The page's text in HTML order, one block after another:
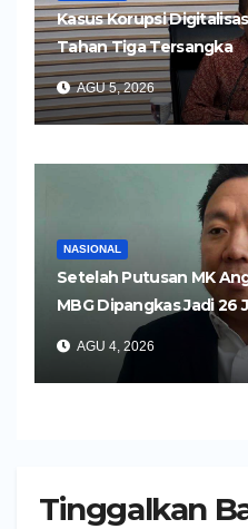
Kasus Korupsi
Tahan Tiga Tersangka
AGU 5, 2026
NASIONAL
Setelah Putusan MK
MBG Dipangkas Jadi 26
AGU 4, 2026
Tinggalkan